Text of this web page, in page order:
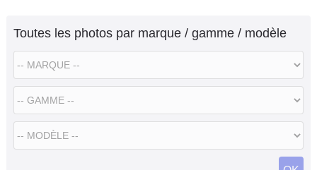
Services
Forum
Moto
Toutes les photos par marque / gamme / modèle